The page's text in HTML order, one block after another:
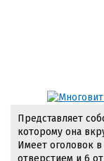
Представляет
которому она
Имеет оголовок
отверстием и 6